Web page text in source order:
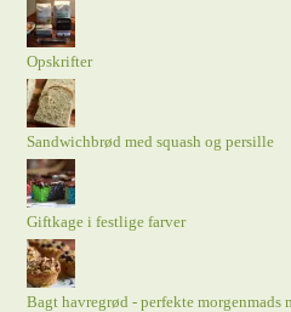
Opskrifter
Sandwichbrød med squash og persille
Giftkage i festlige farver
Bagt havregrød - perfekte morgenmads